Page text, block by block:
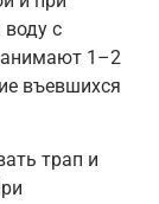
с
1–2
въевшихся
трап и